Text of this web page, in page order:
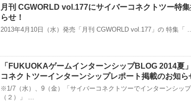
月刊 CGWORLD vol.177にサイバーコネクトツー特
らせ！
2013年4月10日（水）発売「月刊 CGWORLD vol.177」の 特集「
「FUKUOKAゲームインターンシップBLOG 2014夏
コネクトツーインターンシップレポート掲載のお知ら
※1/7（水）、9（金）「サイバーコネクトツーでインターンシップ
（２）」 …